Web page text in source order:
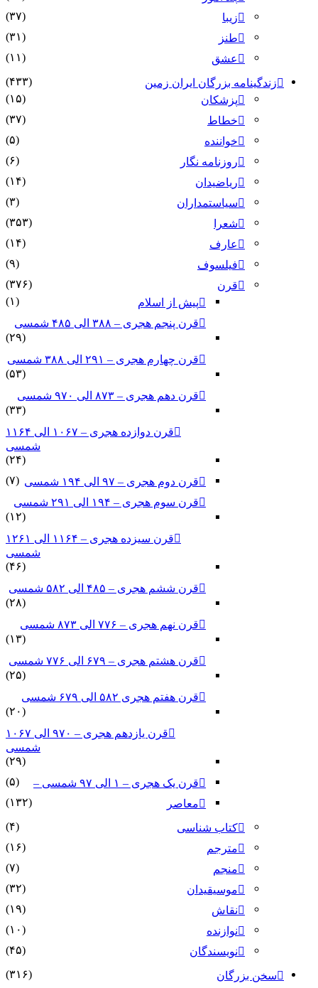
زیبا
(۳۷)
طنز
(۳۱)
عشق
(۱۱)
زندگینامه بزرگان ایران زمین
(۴۳۳)
پزشکان
(۱۵)
خطاط
(۳۷)
خواننده
(۵)
روزنامه نگار
(۶)
ریاضیدان
(۱۴)
سیاستمداران
(۳)
شعرا
(۳۵۳)
عارف
(۱۴)
فیلسوف
(۹)
قرن
(۳۷۶)
پیش از اسلام
(۱)
قرن پنجم هجری – ۳۸۸ الی ۴۸۵ شمسی
(۲۹)
قرن چهارم هجری – ۲۹۱ الی ۳۸۸ شمسی
(۵۳)
قرن دهم هجری – ۸۷۳ الی ۹۷۰ شمسی
(۳۳)
قرن دوازده هجری – ۱۰۶۷ الی ۱۱۶۴
شمسی
(۲۴)
قرن دوم هجری – ۹۷ الی ۱۹۴ شمسی
(۷)
قرن سوم هجری – ۱۹۴ الی ۲۹۱ شمسی
(۱۲)
قرن سیزده هجری – ۱۱۶۴ الی ۱۲۶۱
شمسی
(۴۶)
قرن ششم هجری – ۴۸۵ الی ۵۸۲ شمسی
(۲۸)
قرن نهم هجری – ۷۷۶ الی ۸۷۳ شمسی
(۱۳)
قرن هشتم هجری – ۶۷۹ الی ۷۷۶ شمسی
(۲۵)
قرن هفتم هجری ۵۸۲ الی ۶۷۹ شمسی
(۲۰)
قرن یازدهم هجری – ۹۷۰ الی ۱۰۶۷
شمسی
(۲۹)
قرن یک هجری – ۱ الی ۹۷ شمسی –
(۵)
معاصر
(۱۳۲)
کتاب شناسی
(۴)
مترجم
(۱۶)
منجم
(۷)
موسیقیدان
(۳۲)
نقاش
(۱۹)
نوازنده
(۱۰)
نویسندگان
(۴۵)
سخن بزرگان (۳۱۶)